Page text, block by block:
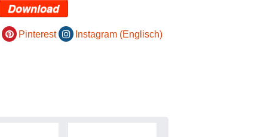
Download
Pinterest
Instagram (Englisch)